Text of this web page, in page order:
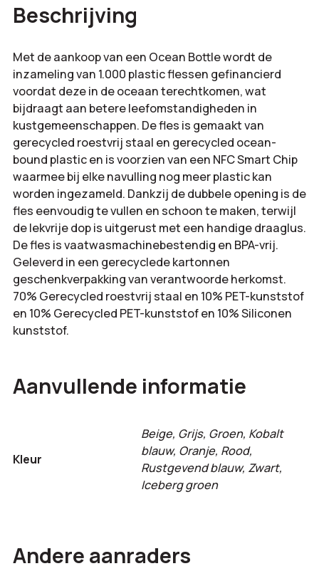
totaal:
Beschrijving
Met de aankoop van een Ocean Bottle wordt de
inzameling van 1.000 plastic flessen gefinancierd
voordat deze in de oceaan terechtkomen, wat
bijdraagt aan betere leefomstandigheden in
kustgemeenschappen. De fles is gemaakt van
gerecycled roestvrij staal en gerecycled ocean-
bound plastic en is voorzien van een NFC Smart Chip
waarmee bij elke navulling nog meer plastic kan
worden ingezameld. Dankzij de dubbele opening is de
fles eenvoudig te vullen en schoon te maken, terwijl
de lekvrije dop is uitgerust met een handige draaglus.
De fles is vaatwasmachinebestendig en BPA-vrij.
Geleverd in een gerecyclede kartonnen
geschenkverpakking van verantwoorde herkomst.
70% Gerecycled roestvrij staal en 10% PET-kunststof
en 10% Gerecycled PET-kunststof en 10% Siliconen
kunststof.
Aanvullende informatie
Kleur
Beige, Grijs, Groen, Kobalt
blauw, Oranje, Rood,
Rustgevend blauw, Zwart,
Iceberg groen
Andere aanraders